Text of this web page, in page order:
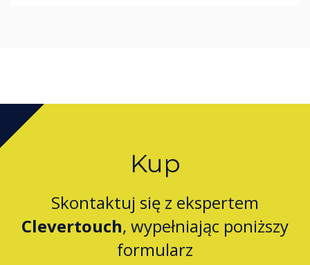
Kup
Skontaktuj się z ekspertem
Clevertouch, wypełniając poniższy
formularz